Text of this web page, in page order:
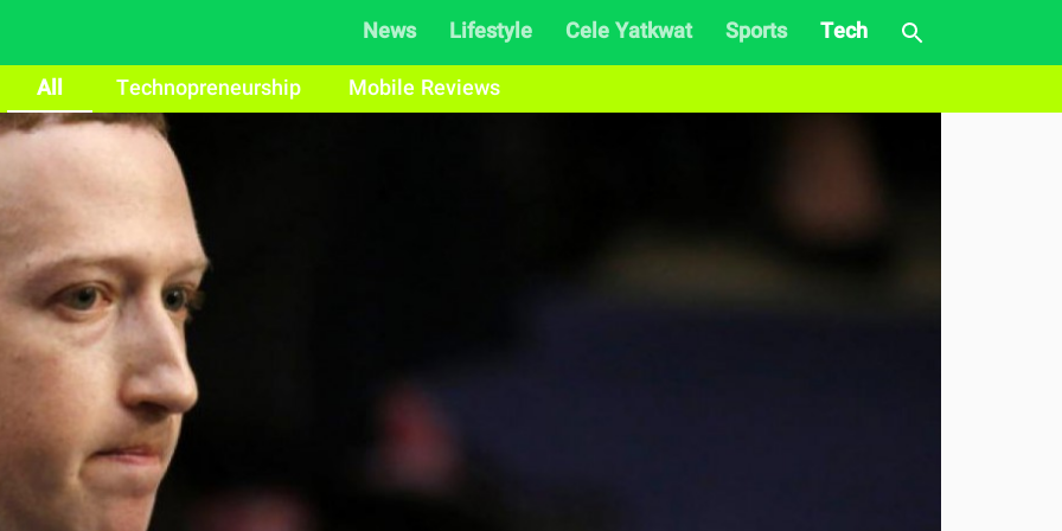
News Lifestyle Cele Yatkwat Sports
Tech
All
Technopreneurship Mobile Reviews